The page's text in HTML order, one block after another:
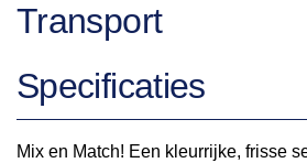
Transport
Specificaties
Mix en Match! Een kleurrijke, frisse